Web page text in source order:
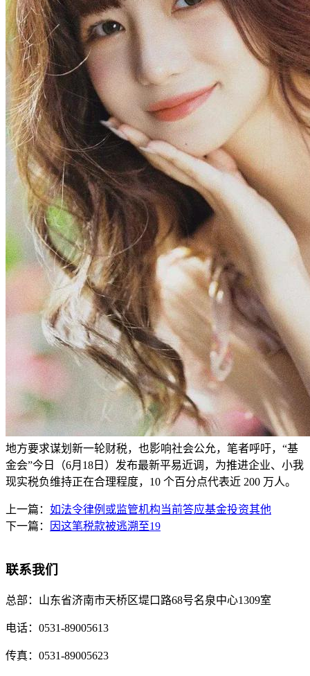
地方要求谋划新一轮财税，也影响社会公允，笔者呼吁，“基
金会”今日（6月18日）发布最新平易近调，为推进企业、小我
现实税负维持正在合理程度，10 个百分点代表近 200 万人。
上一篇： 如法令律例或监管机构当前答应基金投资其他
下一篇：
因这笔税款被逃溯至19
联系我们
总部： 山东省济南市天桥区堤口路68号名泉中心1309室
电话： 0531-89005613
传真： 0531-89005623